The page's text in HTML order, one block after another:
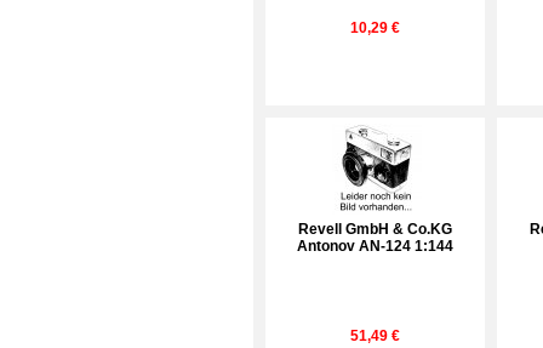
10,29 €
Revell GmbH & Co.KG
Antonov AN-124 1:144
51,49 €